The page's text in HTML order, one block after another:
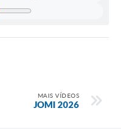
MAIS VÍDEOS
JOMI 2026